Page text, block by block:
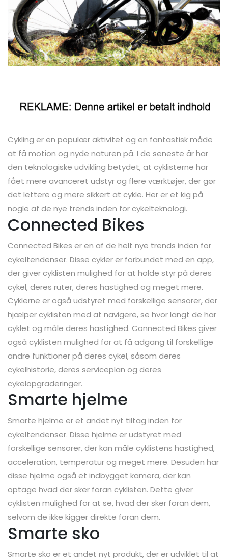
Cykling er en populær aktivitet og en fantastisk måde
at få motion og nyde naturen på. I de seneste år har
den teknologiske udvikling betydet, at cyklisterne har
fået mere avanceret udstyr og flere værktøjer, der gør
det lettere og mere sikkert at cykle. Her er et kig på
nogle af de nye trends inden for cykelteknologi.
Connected Bikes
Connected Bikes er en af de helt nye trends inden for
cykeltendenser. Disse cykler er forbundet med en app,
der giver cyklisten mulighed for at holde styr på deres
cykel, deres ruter, deres hastighed og meget mere.
Cyklerne er også udstyret med forskellige sensorer, der
hjælper cyklisten med at navigere, se hvor langt de har
cyklet og måle deres hastighed. Connected Bikes giver
også cyklisten mulighed for at få adgang til forskellige
andre funktioner på deres cykel, såsom deres
cykelhistorie, deres serviceplan og deres
cykelopgraderinger.
Smarte hjelme
Smarte hjelme er et andet nyt tiltag inden for
cykeltendenser. Disse hjelme er udstyret med
forskellige sensorer, der kan måle cyklistens hastighed,
acceleration, temperatur og meget mere. Desuden har
disse hjelme også et indbygget kamera, der kan
optage hvad der sker foran cyklisten. Dette giver
cyklisten mulighed for at se, hvad der sker foran dem,
selvom de ikke kigger direkte foran dem.
Smarte sko
Smarte sko er et andet nyt produkt, der er udviklet til at